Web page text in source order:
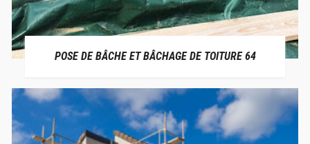
POSE DE BÂCHE ET BÂCHAGE DE TOITURE 64